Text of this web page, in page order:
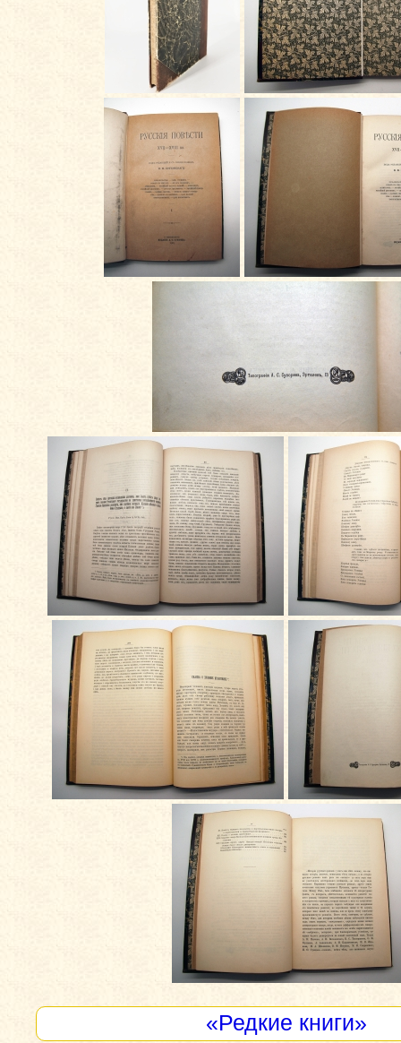
«Редкие книги»